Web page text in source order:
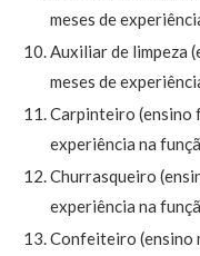
meses de
Auxiliar de limpeza
meses de
Carpinteiro (ensino
experiência na
Churrasqueiro
experiência na
Confeiteiro (ensino